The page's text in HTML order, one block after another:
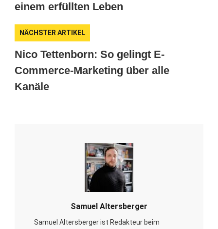
einem erfüllten Leben
NÄCHSTER ARTIKEL
Nico Tettenborn: So gelingt E-
Commerce-Marketing über alle
Kanäle
Samuel Altersberger
Samuel Altersberger ist Redakteur beim